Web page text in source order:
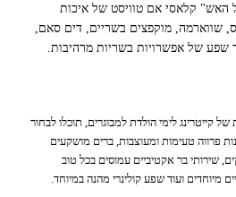
האש" קלאסי אם טוויסט של איכות
שווארמה, מוקפצים בשריים, דים סאם,
שפע של אפשרויות בשריות מרהיבות.
קייטרינג לימי הולדת למבוגרים, תוכלו לבחור
פרווה טעימות ומעוצבות, ברים מושקעים
שירותי בר אקטיביים עמוסים בכל טוב
מיוחדים ועוד שפע קולינרי מהנה במיוחד.